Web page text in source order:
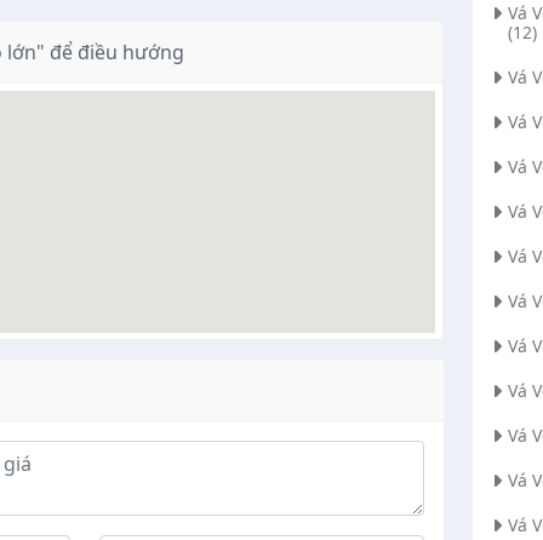
lớn" để điều hướng
Vá
(12)
Vá
Vá
Vá
Vá
Vá
Vá
Vá
Vá
Vá
Vá
Vá